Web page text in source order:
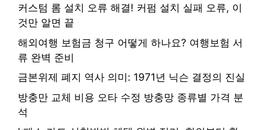
커스텀 롬 설치 오류 해결! 커펌 설치 실패 오류, 이
것만 알면 끝
해외여행 보험금 청구 어떻게 하나요? 여행보험 서
류 완벽 준비
금본위제 폐지 역사 의미: 1971년 닉슨 결정의 진실
방충만 교체 비용 오타 수정 방충망 종류별 가격 분
석